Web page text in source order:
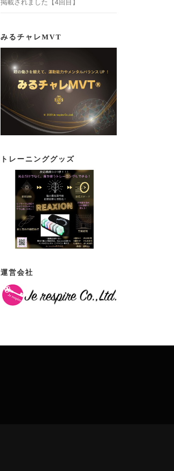
みるチャレMVT
トレーニンググッズ
運営会社